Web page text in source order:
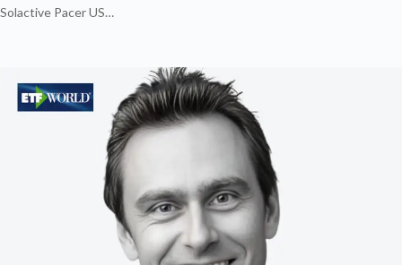
Solactive Pacer US…